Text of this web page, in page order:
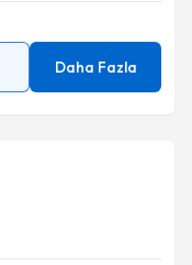
Daha Fazla